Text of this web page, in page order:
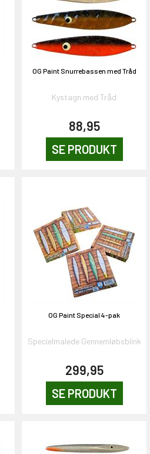
OG Paint Snurrebassen med Tråd
Kystagn med Tråd
88,95
SE PRODUKT
OG Paint Special 4-pak
Specielmalede Gennemløbsblink
299,95
SE PRODUKT